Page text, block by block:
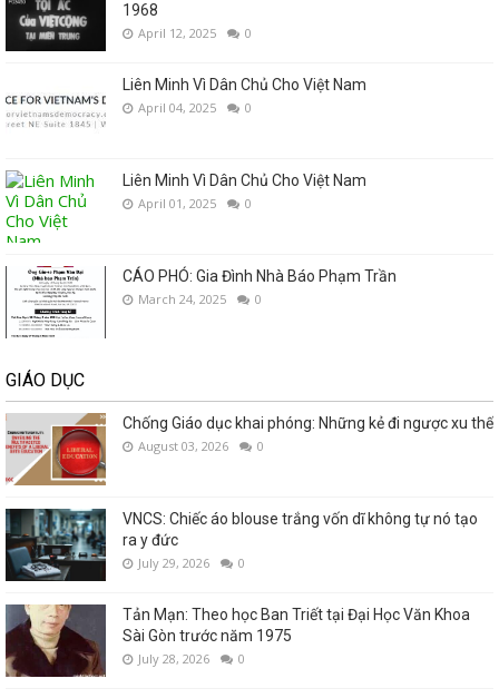
1968
April 12, 2025 0
Liên Minh Vì Dân Chủ Cho Việt Nam
April 04, 2025 0
Liên Minh Vì Dân Chủ Cho Việt Nam
April 01, 2025 0
CÁO PHÓ: Gia Đình Nhà Báo Phạm Trần
March 24, 2025 0
GIÁO DỤC
Chống Giáo dục khai phóng: Những kẻ đi ngược xu thế
August 03, 2026 0
VNCS: Chiếc áo blouse trắng vốn dĩ không tự nó tạo
ra y đức
July 29, 2026 0
Tản Mạn: Theo học Ban Triết tại Đại Học Văn Khoa
Sài Gòn trước năm 1975
July 28, 2026 0